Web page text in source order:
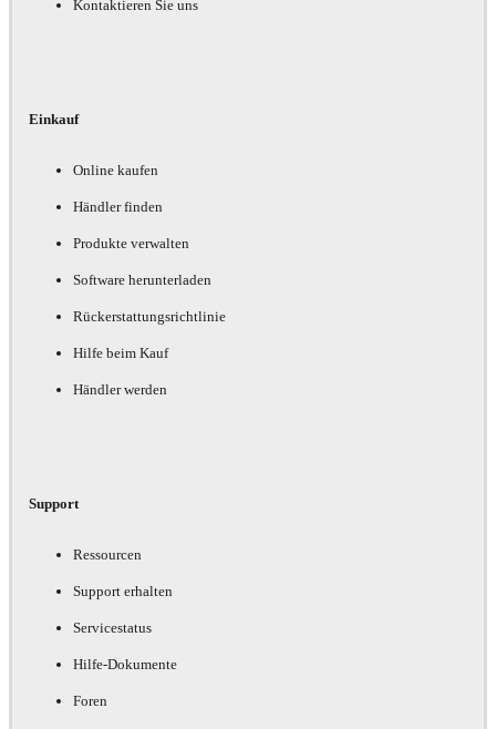
Kontaktieren Sie uns
Einkauf
Online kaufen
Händler finden
Produkte verwalten
Software herunterladen
Rückerstattungsrichtlinie
Hilfe beim Kauf
Händler werden
Support
Ressourcen
Support erhalten
Servicestatus
Hilfe-Dokumente
Foren